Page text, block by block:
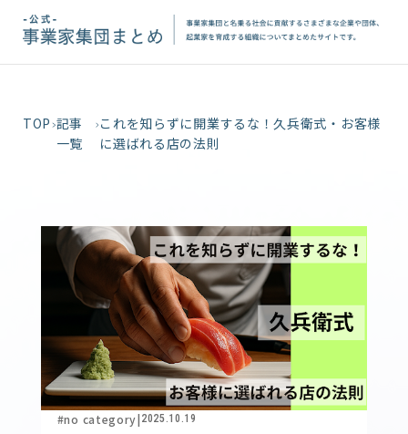
TOP 記事
一覧
これを知らずに開業するな！久兵衛式・お客様
に選ばれる店の法則
#no category| 2025.10.19